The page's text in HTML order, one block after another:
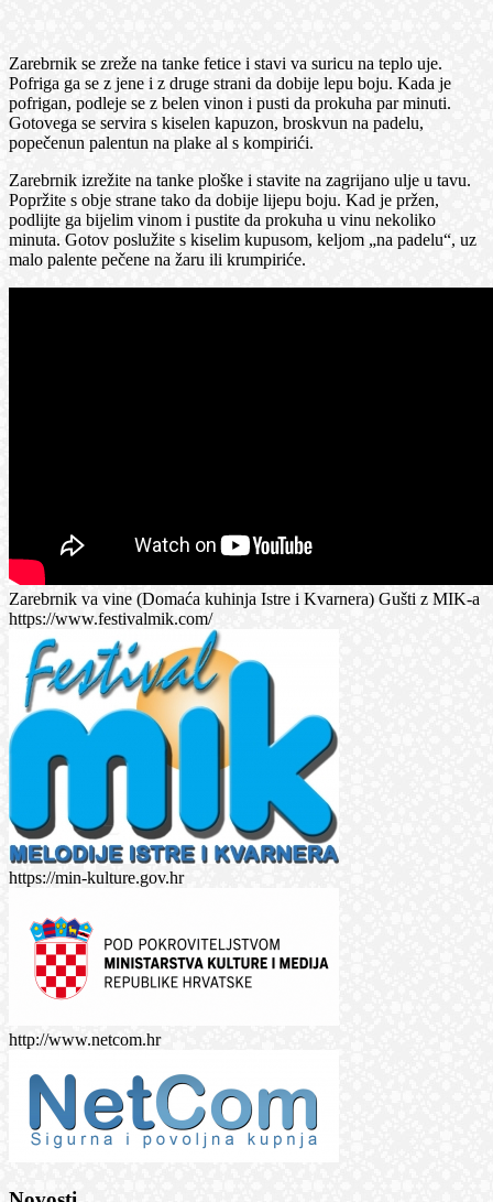
Zarebrnik se zreže na tanke fetice i stavi va suricu na teplo uje.
Pofriga ga se z jene i z druge strani da dobije lepu boju. Kada je
pofrigan, podleje se z belen vinon i pusti da prokuha par minuti.
Gotovega se servira s kiselen kapuzon, broskvun na padelu,
popečenun palentun na plake al s kompirići.
Zarebrnik izrežite na tanke ploške i stavite na zagrijano ulje u tavu.
Popržite s obje strane tako da dobije lijepu boju. Kad je pržen,
podlijte ga bijelim vinom i pustite da prokuha u vinu nekoliko
minuta. Gotov poslužite s kiselim kupusom, keljom „na padelu“, uz
malo palente pečene na žaru ili krumpiriće.
Zarebrnik va vine (Domaća kuhinja Istre i Kvarnera) Gušti z MIK-a
https://www.festivalmik.com/
https://min-kulture.gov.hr
http://www.netcom.hr